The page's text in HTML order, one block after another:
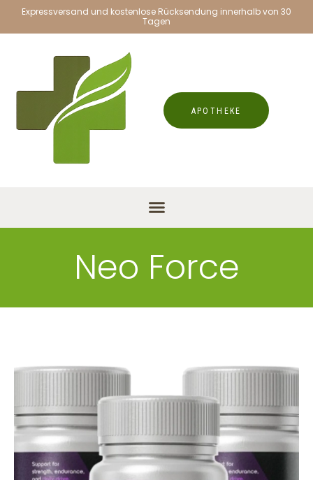
Expressversand und kostenlose Rücksendung innerhalb von 30
Tagen
APOTHEKE
Neo Force